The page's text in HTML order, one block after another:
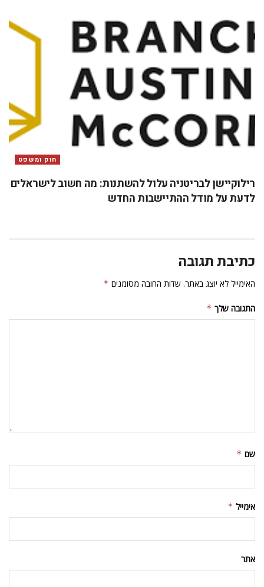
חוק ומשפט
רילוקיישן לבריטניה עלול להשתנות: מה חשוב לישראלים
לדעת על מודל ההתיישבות החדש
כתיבת תגובה
האימייל לא יוצג באתר. שדות החובה מסומנים *
התגובה שלך *
שם *
אימייל *
אתר